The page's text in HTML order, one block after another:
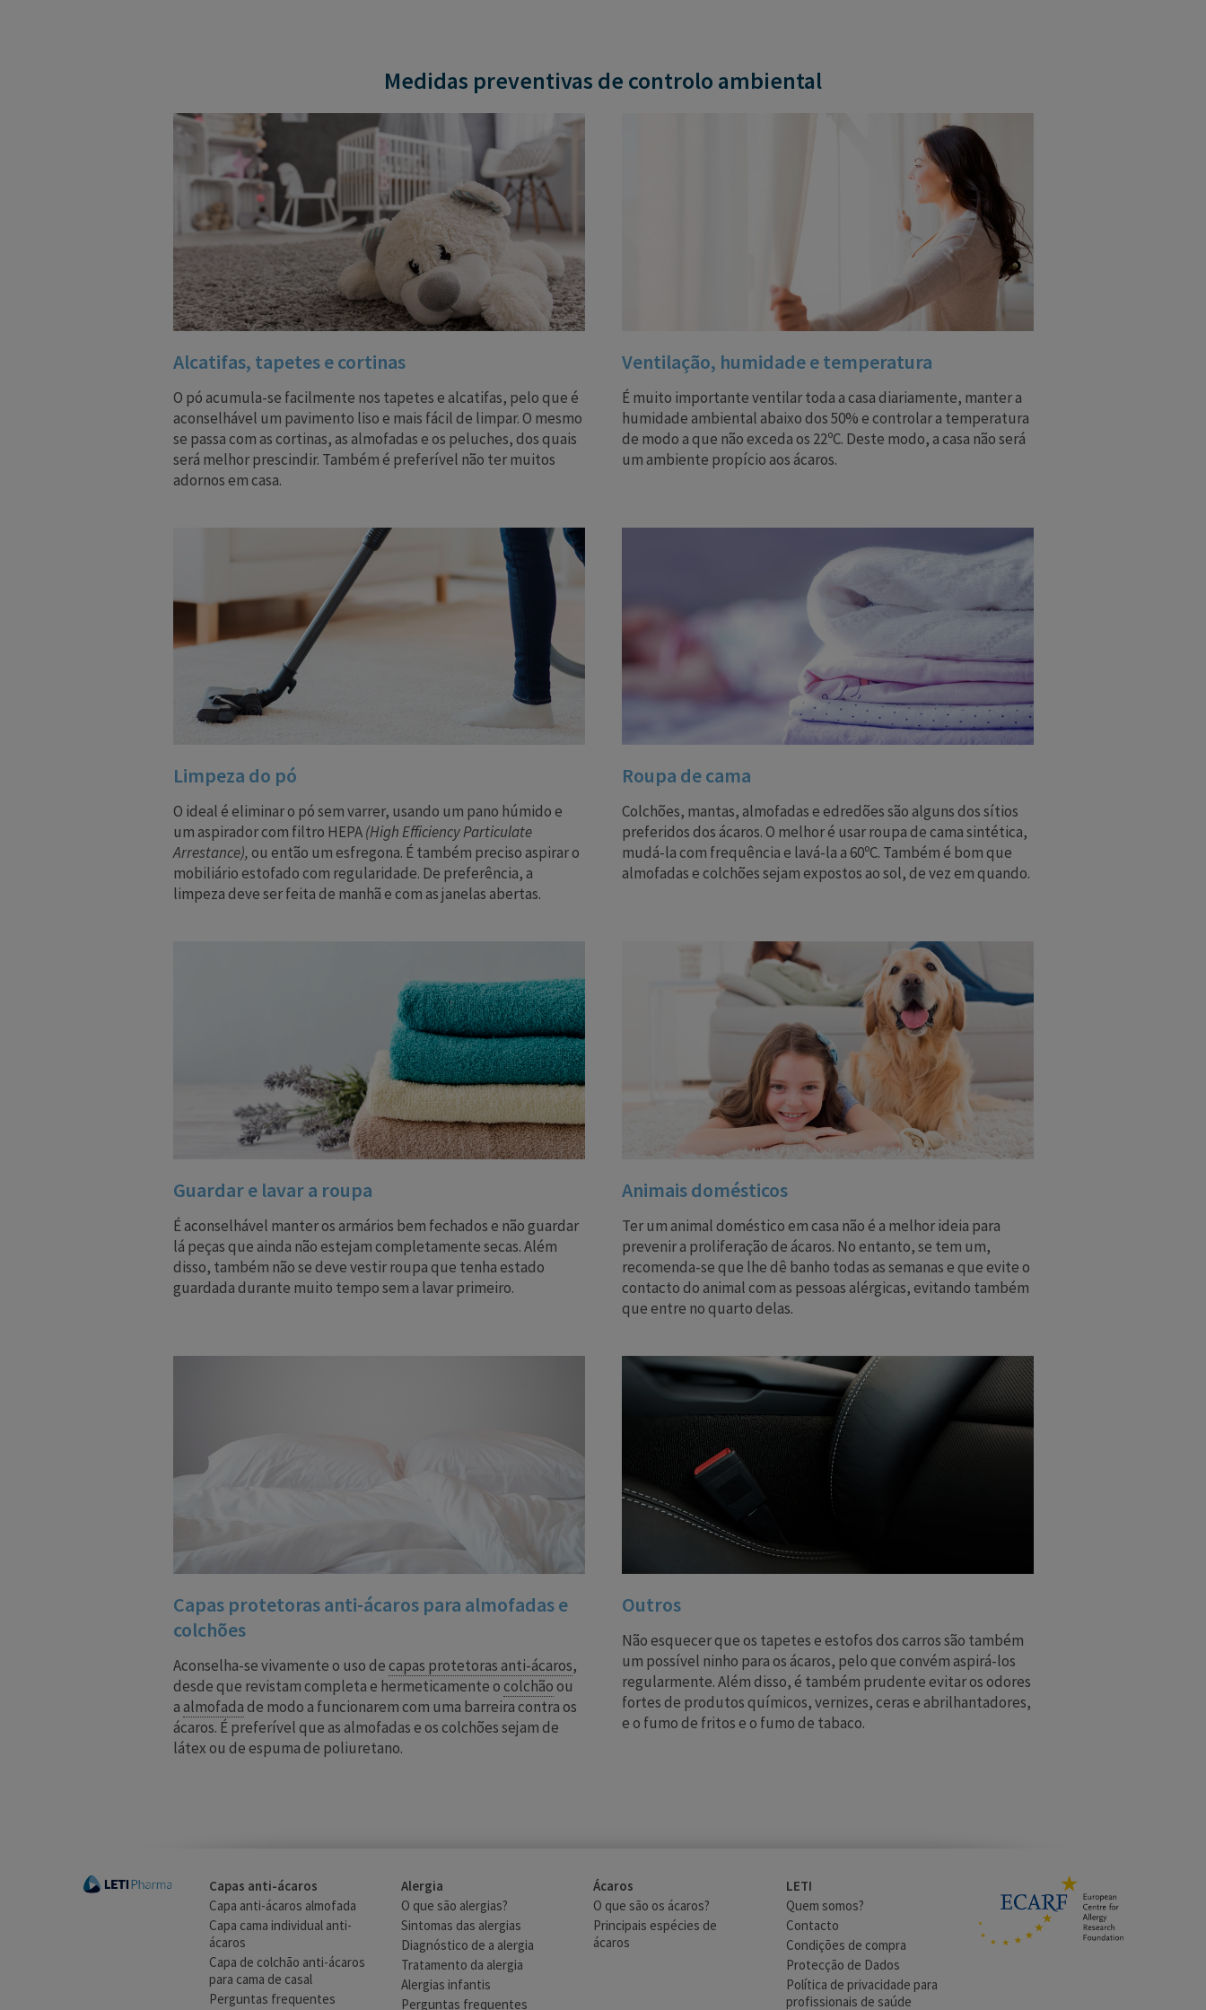
Medidas preventivas de controlo ambiental
Alcatifas, tapetes e cortinas
O pó acumula-se facilmente nos tapetes e alcatifas, pelo que é
aconselhável um pavimento liso e mais fácil de limpar. O mesmo
se passa com as cortinas, as almofadas e os peluches, dos quais
será melhor prescindir. Também é preferível não ter muitos
adornos em casa.
Ventilação, humidade e temperatura
É muito importante ventilar toda a casa diariamente, manter a
humidade ambiental abaixo dos 50% e controlar a temperatura
de modo a que não exceda os 22ºC. Deste modo, a casa não será
um ambiente propício aos ácaros.
Limpeza do pó
O ideal é eliminar o pó sem varrer, usando um pano húmido e
um aspirador com filtro HEPA(High Efficiency Particulate
Arrestance),ou então um esfregona. É também preciso aspirar o
mobiliário estofado com regularidade. De preferência, a
limpeza deve ser feita de manhã e com as janelas abertas.
Roupa de cama
Colchões, mantas, almofadas e edredões são alguns dos sítios
preferidos dos ácaros. O melhor é usar roupa de cama sintética,
mudá-la com frequência e lavá-la a 60ºC. Também é bom que
almofadas e colchões sejam expostos ao sol, de vez em quando.
Guardar e lavar a roupa
É aconselhável manter os armários bem fechados e não guardar
lá peças que ainda não estejam completamente secas. Além
disso, também não se deve vestir roupa que tenha estado
guardada durante muito tempo sem a lavar primeiro.
Animais domésticos
Ter um animal doméstico em casa não é a melhor ideia para
prevenir a proliferação de ácaros. No entanto, se tem um,
recomenda-se que lhe dê banho todas as semanas e que evite o
contacto do animal com as pessoas alérgicas, evitando também
que entre no quarto delas.
Capas protetoras anti-ácaros para almofadas e
colchões
Aconselha-se vivamente o uso decapas protetoras anti-ácaros,
desde que revistam completa e hermeticamente ocolchãoou
aalmofadade modo a funcionarem com uma barreira contra os
ácaros. É preferível que as almofadas e os colchões sejam de
látex ou de espuma de poliuretano.
Outros
Não esquecer que os tapetes e estofos dos carros são também
um possível ninho para os ácaros, pelo que convém aspirá-los
regularmente. Além disso, é também prudente evitar os odores
fortes de produtos químicos, vernizes, ceras e abrilhantadores,
e o fumo de fritos e o fumo de tabaco.
Capas anti-ácaros
Capa anti-ácaros almofada
Capa cama individual anti-
ácaros
Capa de colchão anti-ácaros
para cama de casal
Perguntas frequentes
Alergia
O que são alergias?
Sintomas das alergias
Diagnóstico de a alergia
Tratamento da alergia
Alergias infantis
Perguntas frequentes
Ácaros
O que são os ácaros?
Principais espécies de
ácaros
LETI
Quem somos?
Contacto
Condições de compra
Protecção de Dados
Política de privacidade para
profissionais de saúde